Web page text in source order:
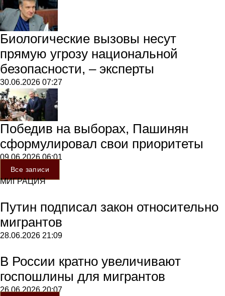
Биологические вызовы несут
прямую угрозу национальной
безопасности, – эксперты
30.06.2026 07:27
Победив на выборах, Пашинян
сформулировал свои приоритеты
09.06.202606:01
Все записи
МИГРАЦИЯ
Путин подписал закон относительно
мигрантов
28.06.2026 21:09
В России кратно увеличивают
госпошлины для мигрантов
26.06.202620:07